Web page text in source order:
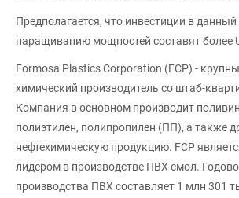
Предполагается, что инвестиции в
наращиванию мощностей составят более
Formosa Plastics Corporation (FCP) -
химический производитель со штаб-
Компания в основном производит
полиэтилен, полипропилен (ПП), а также
нефтехимическую продукцию. FCP
лидером в производстве ПВХ смол.
производства ПВХ составляет 1 млн 301